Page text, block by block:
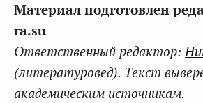
Материал подготовлен
ra.su
Ответственный редактор:
(литературовед). Текст
академическим источникам.